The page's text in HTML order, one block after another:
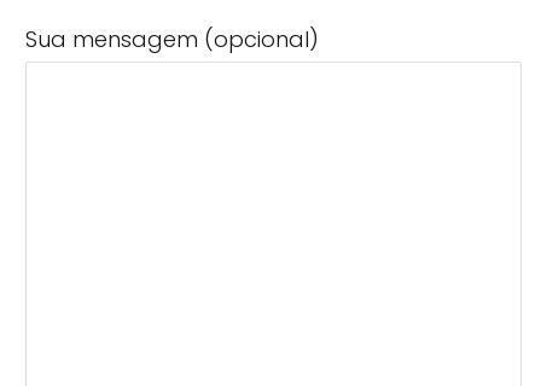
Sua mensagem (opcional)